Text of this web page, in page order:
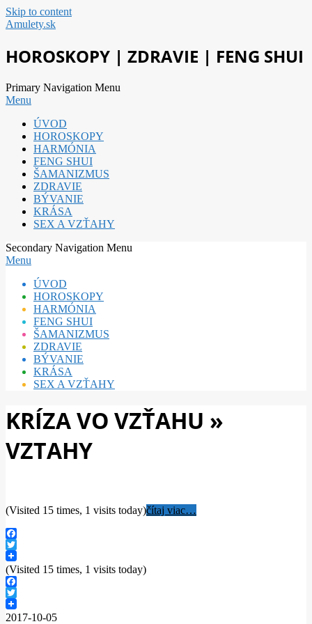
Skip to content
Amulety.sk
HOROSKOPY | ZDRAVIE | FENG SHUI
Primary Navigation Menu
Menu
ÚVOD
HOROSKOPY
HARMÓNIA
FENG SHUI
ŠAMANIZMUS
ZDRAVIE
BÝVANIE
KRÁSA
SEX A VZŤAHY
Secondary Navigation Menu
Menu
ÚVOD
HOROSKOPY
HARMÓNIA
FENG SHUI
ŠAMANIZMUS
ZDRAVIE
BÝVANIE
KRÁSA
SEX A VZŤAHY
KRÍZA VO VZŤAHU »
VZTAHY
(Visited 15 times, 1 visits today)čítaj viac…
Facebook
Twitter
(Visited 15 times, 1 visits today)
Facebook
Twitter
2017-10-05